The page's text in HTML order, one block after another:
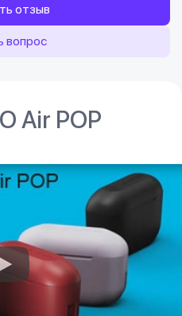
отзыв
вопрос
Air POP